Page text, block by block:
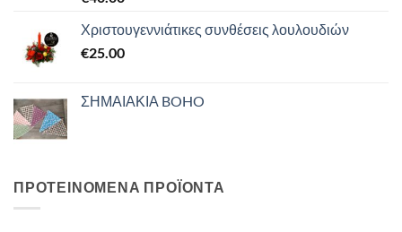
Χριστουγεννιάτικες συνθέσεις λουλουδιών
€25.00
ΣΗΜΑΙΑΚΙΑ BOHO
ΠΡΟΤΕΙΝΟΜΕΝΑ ΠΡΟΪΟΝΤΑ